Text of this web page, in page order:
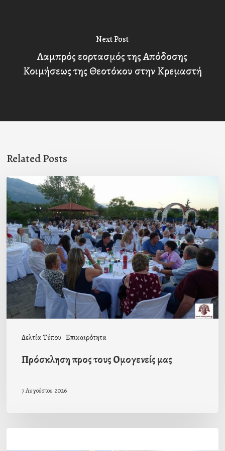
Next Post
Λαμπρός εορτασμός της Απόδοσης
Κοιμήσεως της Θεοτόκου στην Κρεμαστή
Related Posts
Δελτία Τύπου Επικαιρότητα
Πρόσκληση
προς
τους
Ομογενείς
μας
Πρόσκληση προς τους Ομογενείς μας
7 Αυγούστου 2026